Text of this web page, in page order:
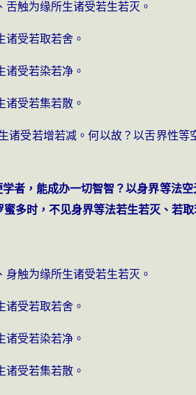
触为缘所生诸受若生若灭。
诸受若取若舍。
诸受若染若净。
诸受若集若散。
诸受若增若减。何以故？以舌界性
者，能成办一切智智？以身界等法
多时，不见身界等法若生若灭、若
触为缘所生诸受若生若灭。
诸受若取若舍。
诸受若染若净。
诸受若集若散。